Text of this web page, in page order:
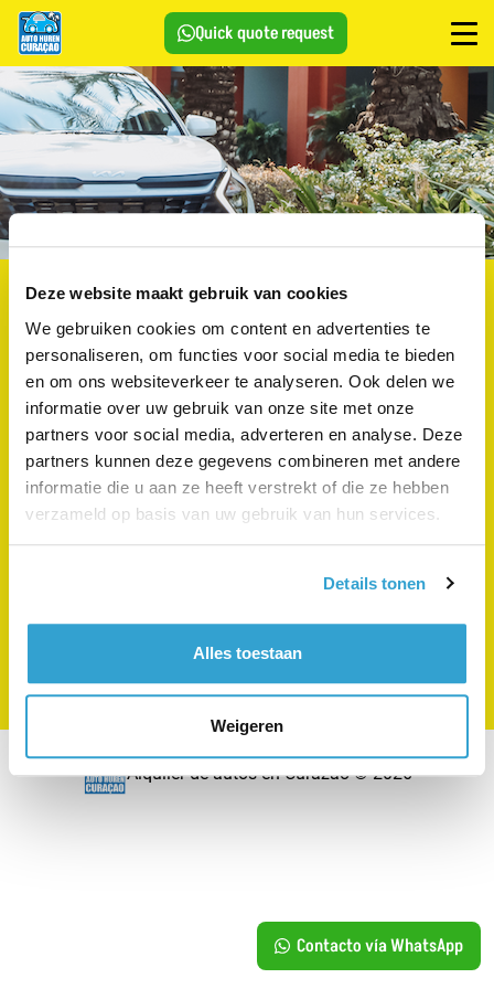
Deze website maakt gebruik van cookies
We gebruiken cookies om content en advertenties te
personaliseren, om functies voor social media te bieden
en om ons websiteverkeer te analyseren. Ook delen we
informatie over uw gebruik van onze site met onze
partners voor social media, adverteren en analyse. Deze
partners kunnen deze gegevens combineren met andere
informatie die u aan ze heeft verstrekt of die ze hebben
verzameld op basis van uw gebruik van hun services.
Details tonen
Alles toestaan
Weigeren
Quick quote request
Contacto vía WhatsApp
Contacto y reservas
¿Quieres recibir rápidamente una cotización o más
información? Contáctanos fácilmente por WhatsApp o
completa el formulario de contacto.
También puedes escribirnos a:
info@autoverhuurincuracao.nl
Ubicaciones:Jan Thiel & Mambo Beach
Horario de apertura:De lunes a domingo de 08:00 a 18:00
+5999 461 06 59
+31 10 302 12 20
Alquiler de autos en Curazao © 2026